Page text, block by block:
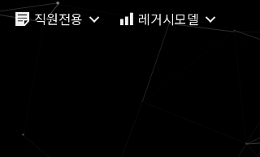
직원전용 레거시모델